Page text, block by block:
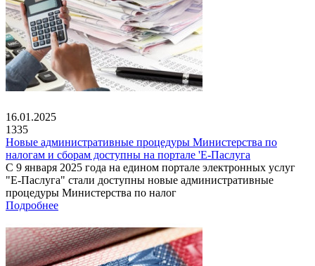
16.01.2025
1335
Новые административные процедуры Министерства по
налогам и сборам доступны на портале 'Е-Паслуга
С 9 января 2025 года на едином портале электронных услуг
"Е-Паслуга" стали доступны новые административные
процедуры Министерства по налог
Подробнее